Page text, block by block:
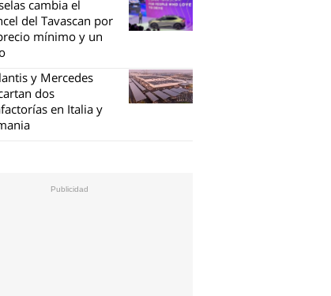
cambia el
del Tavascan por
mínimo y un
y Mercedes
dos
en Italia y